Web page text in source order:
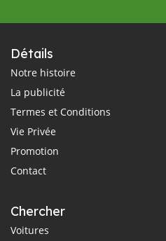
Détails
Notre histoire
La publicité
Termes et Conditions
Vie Privée
Promotion
Contact
Chercher
Voitures